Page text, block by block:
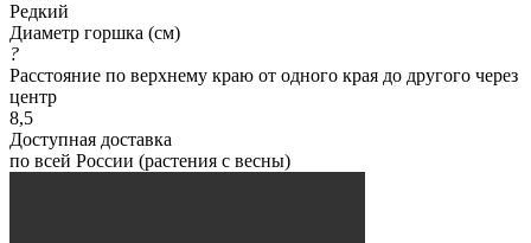
Редкий
Диаметр горшка (см)
?
Расстояние по верхнему краю от одного края до другого через
центр
8,5
Доступная доставка
по всей России (растения с весны)